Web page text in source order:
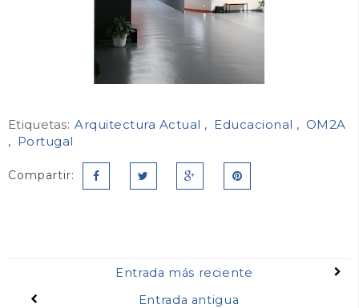
Etiquetas: Arquitectura Actual Educacional
OM2A
Portugal
Compartir:
Entrada más reciente
Entrada antigua